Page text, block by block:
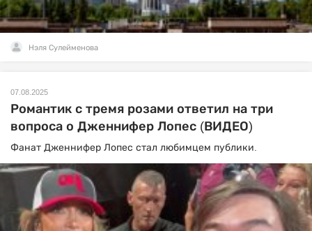
Нэля Сулейменова
07.08.2025
Романтик с тремя розами ответил на три
вопроса о Дженнифер Лопес (ВИДЕО)
Фанат Дженнифер Лопес стал любимцем публики.